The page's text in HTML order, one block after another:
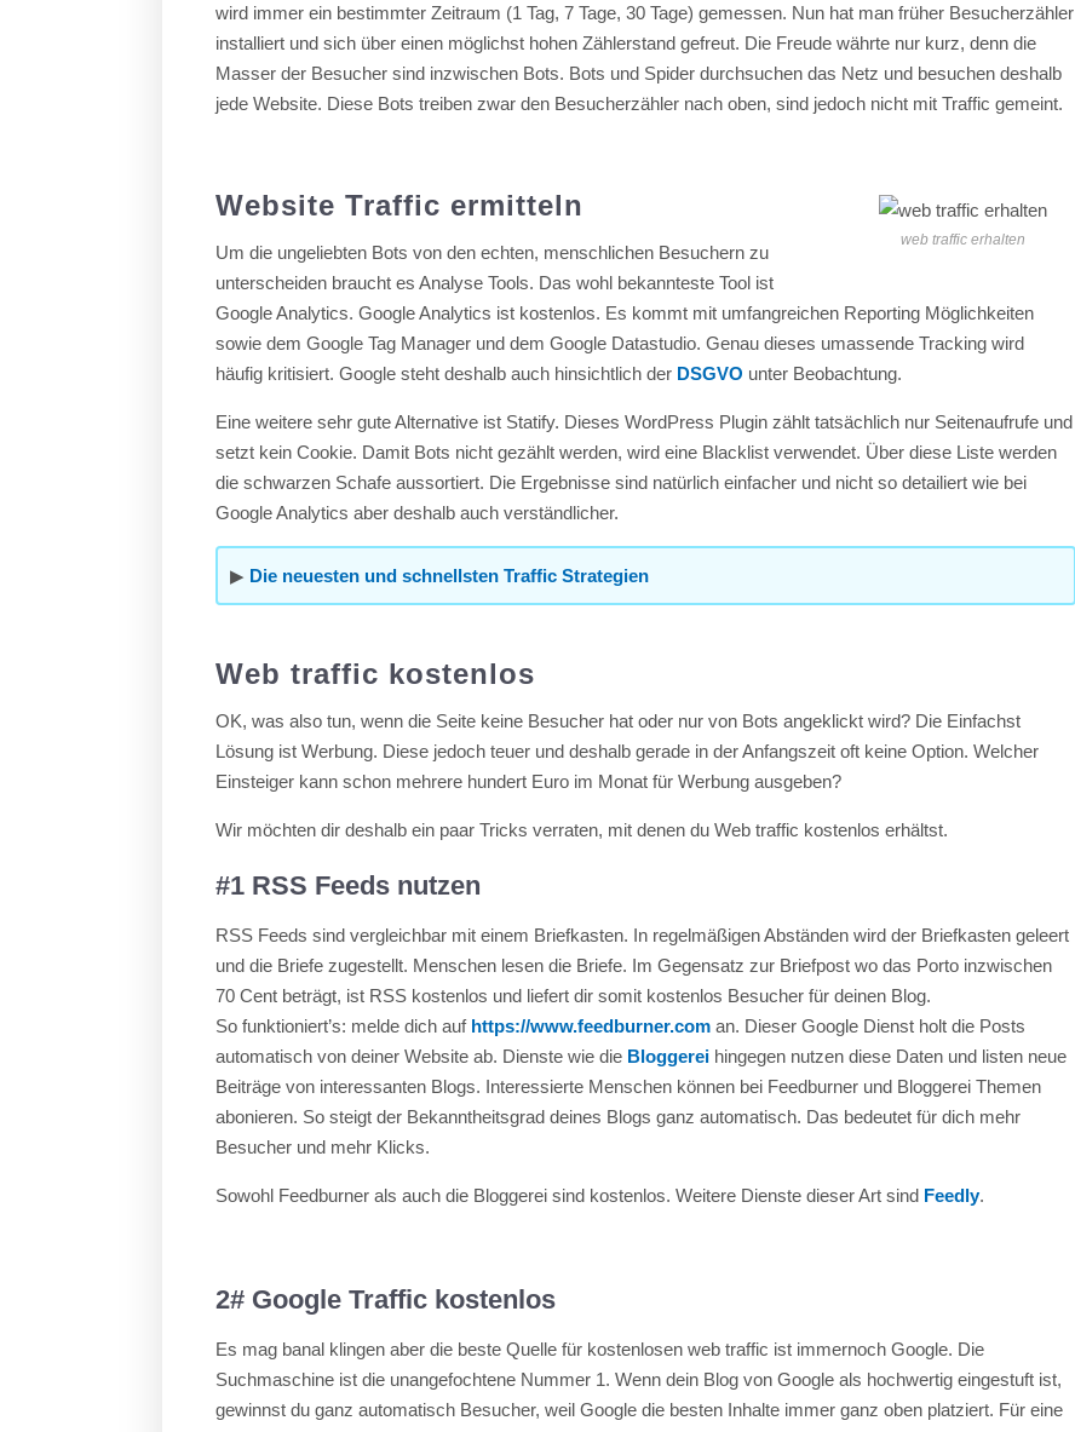
wird immer ein bestimmter Zeitraum (1 Tag, 7 Tage, 30 Tage) gemessen. Nun hat man früher Besucherzähler
installiert und sich über einen möglichst hohen Zählerstand gefreut. Die Freude währte nur kurz, denn die
Masser der Besucher sind inzwischen Bots. Bots und Spider durchsuchen das Netz und besuchen deshalb
jede Website. Diese Bots treiben zwar den Besucherzähler nach oben, sind jedoch nicht mit Traffic gemeint.
web traffic erhalten
Website Traffic ermitteln
Um die ungeliebten Bots von den echten, menschlichen Besuchern zu
unterscheiden braucht es Analyse Tools. Das wohl bekannteste Tool ist
Google Analytics. Google Analytics ist kostenlos. Es kommt mit umfangreichen Reporting Möglichkeiten
sowie dem Google Tag Manager und dem Google Datastudio. Genau dieses umassende Tracking wird
häufig kritisiert. Google steht deshalb auch hinsichtlich der DSGVO unter Beobachtung.
Eine weitere sehr gute Alternative ist Statify. Dieses WordPress Plugin zählt tatsächlich nur Seitenaufrufe und
setzt kein Cookie. Damit Bots nicht gezählt werden, wird eine Blacklist verwendet. Über diese Liste werden
die schwarzen Schafe aussortiert. Die Ergebnisse sind natürlich einfacher und nicht so detailiert wie bei
Google Analytics aber deshalb auch verständlicher.
▶ Die neuesten und schnellsten Traffic Strategien
Web traffic kostenlos
OK, was also tun, wenn die Seite keine Besucher hat oder nur von Bots angeklickt wird? Die Einfachst
Lösung ist Werbung. Diese jedoch teuer und deshalb gerade in der Anfangszeit oft keine Option. Welcher
Einsteiger kann schon mehrere hundert Euro im Monat für Werbung ausgeben?
Wir möchten dir deshalb ein paar Tricks verraten, mit denen du Web traffic kostenlos erhältst.
#1 RSS Feeds nutzen
RSS Feeds sind vergleichbar mit einem Briefkasten. In regelmäßigen Abständen wird der Briefkasten geleert
und die Briefe zugestellt. Menschen lesen die Briefe. Im Gegensatz zur Briefpost wo das Porto inzwischen
70 Cent beträgt, ist RSS kostenlos und liefert dir somit kostenlos Besucher für deinen Blog.
So funktioniert’s: melde dich auf https://www.feedburner.com an. Dieser Google Dienst holt die Posts
automatisch von deiner Website ab. Dienste wie die Bloggerei hingegen nutzen diese Daten und listen neue
Beiträge von interessanten Blogs. Interessierte Menschen können bei Feedburner und Bloggerei Themen
abonieren. So steigt der Bekanntheitsgrad deines Blogs ganz automatisch. Das bedeutet für dich mehr
Besucher und mehr Klicks.
Sowohl Feedburner als auch die Bloggerei sind kostenlos. Weitere Dienste dieser Art sind Feedly.
2# Google Traffic kostenlos
Es mag banal klingen aber die beste Quelle für kostenlosen web traffic ist immernoch Google. Die
Suchmaschine ist die unangefochtene Nummer 1. Wenn dein Blog von Google als hochwertig eingestuft ist,
gewinnst du ganz automatisch Besucher, weil Google die besten Inhalte immer ganz oben platziert. Für eine